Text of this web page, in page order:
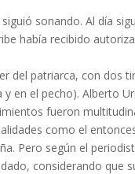
sonando. Al día
había recibido
del patriarca, con dos
en el pecho). Alberto
fueron
como el
Pero según el
considerando que